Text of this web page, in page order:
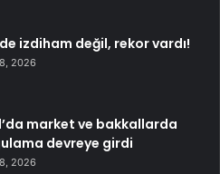
izdiham değil, rekor vardı!
2026
market ve bakkallarda
devreye girdi
2026